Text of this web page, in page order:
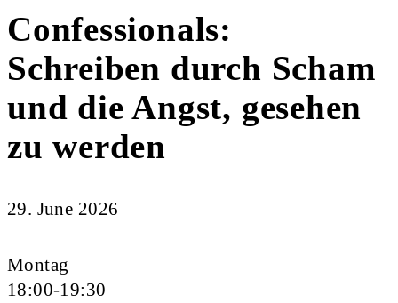
Confessionals:
Schreiben durch Scham
und die Angst, gesehen
zu werden
29. June 2026
Montag
18:00-19:30